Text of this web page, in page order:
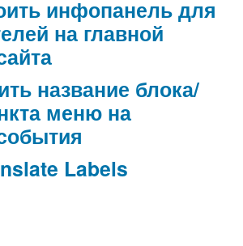
инфопанель для
на главной
название блока/
меню на
Labels